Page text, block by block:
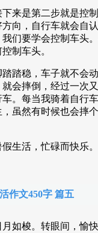
是第二步就是控制
向，自行车就会自
们要学会控制车头
制车头。
稳，车子就不会动
会摔倒，经过一次
。每当我骑着自行
虽然有时候也会摔
活，忙碌而快乐。
作文450字 篇五
梭。转眼间，愉快